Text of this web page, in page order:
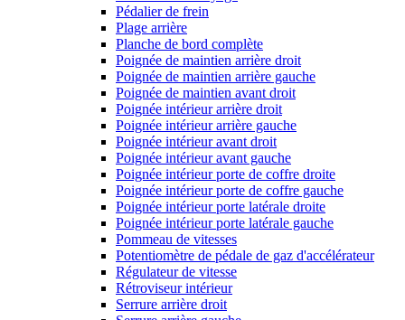
Pédalier de frein
Plage arrière
Planche de bord complète
Poignée de maintien arrière droit
Poignée de maintien arrière gauche
Poignée de maintien avant droit
Poignée intérieur arrière droit
Poignée intérieur arrière gauche
Poignée intérieur avant droit
Poignée intérieur avant gauche
Poignée intérieur porte de coffre droite
Poignée intérieur porte de coffre gauche
Poignée intérieur porte latérale droite
Poignée intérieur porte latérale gauche
Pommeau de vitesses
Potentiomètre de pédale de gaz d'accélérateur
Régulateur de vitesse
Rétroviseur intérieur
Serrure arrière droit